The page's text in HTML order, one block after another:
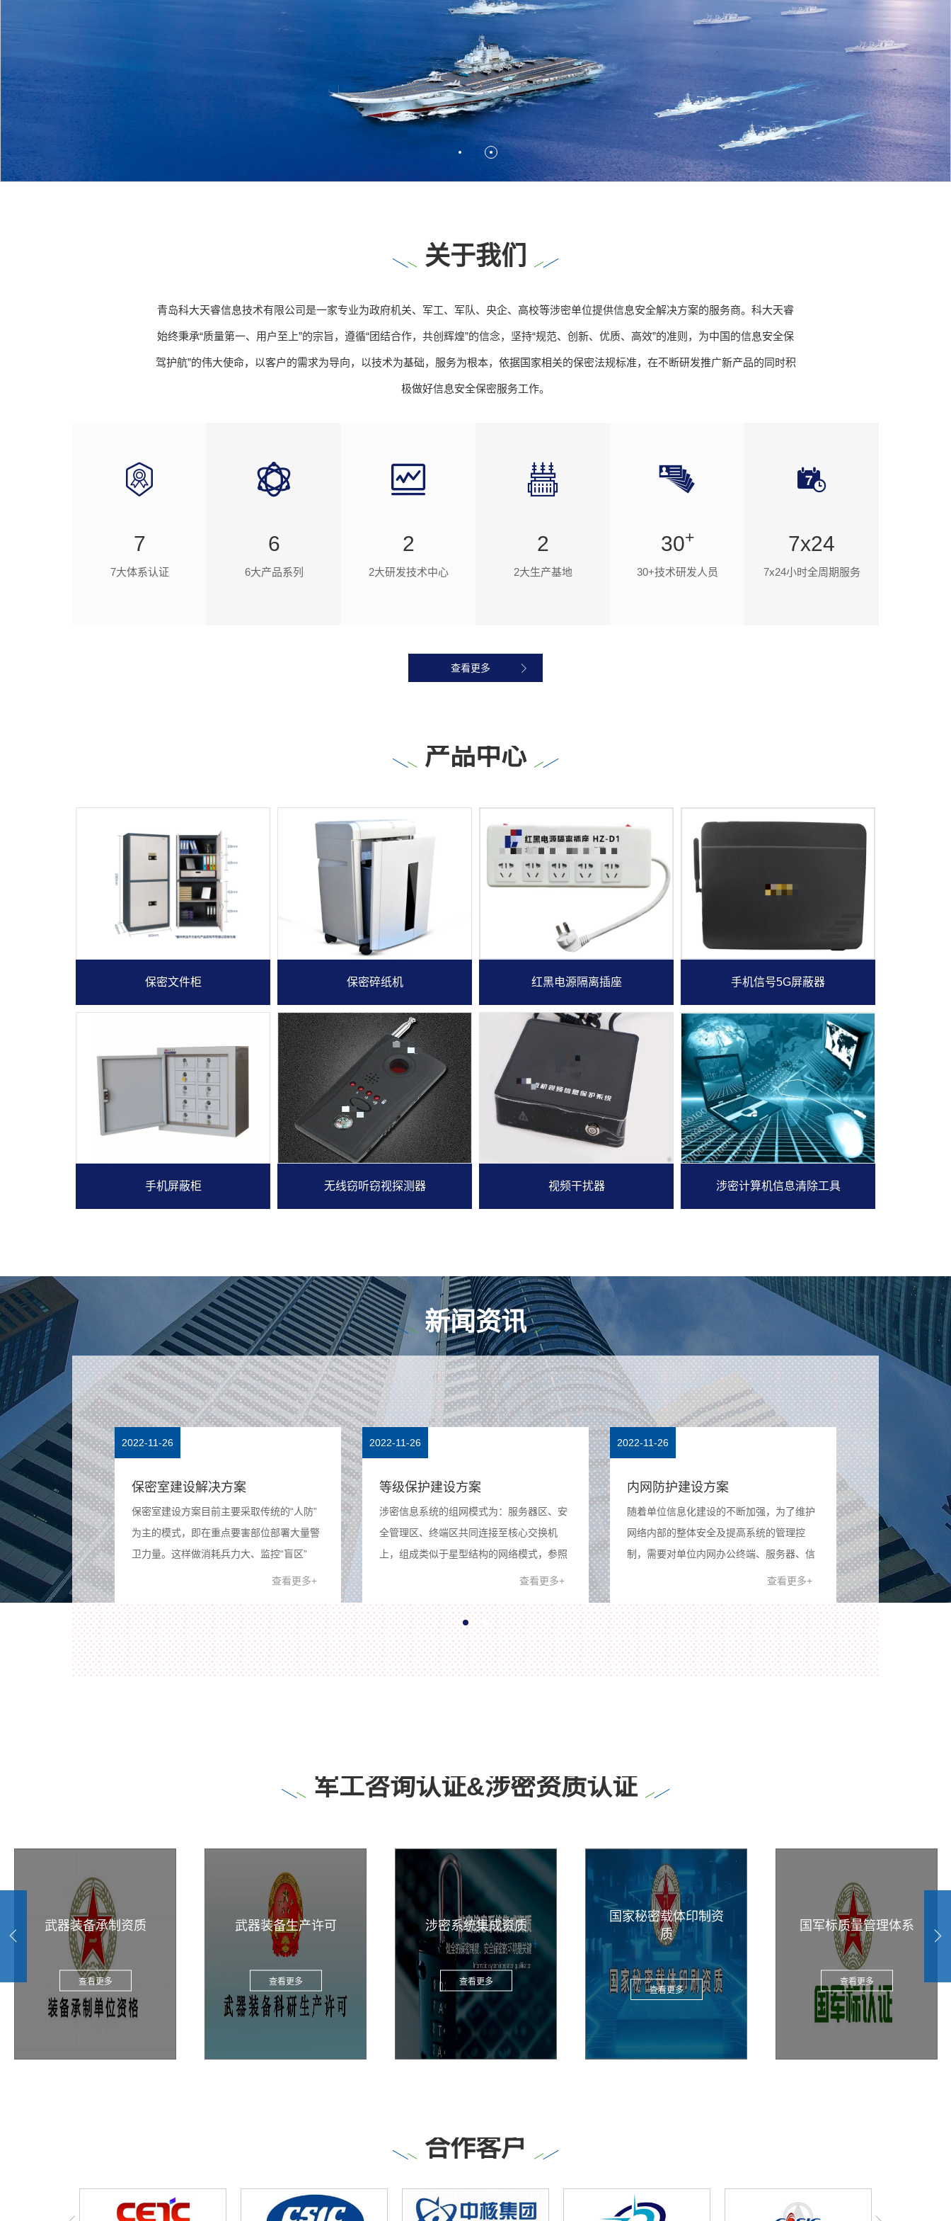
关于我们
青岛科大天睿信息技术有限公司是一家专业为政府机关、军工、军队、央企、高校等涉密单位提供信息安全解决方案的服务商。科大天睿
始终秉承“质量第一、用户至上”的宗旨，遵循“团结合作，共创辉煌”的信念，坚持“规范、创新、优质、高效”的准则，为中国的信息安全保
驾护航”的伟大使命，以客户的需求为导向，以技术为基础，服务为根本，依据国家相关的保密法规标准，在不断研发推广新产品的同时积
极做好信息安全保密服务工作。
7
7大体系认证
6
6大产品系列
2
2大研发技术中心
2
2大生产基地
30+
30+技术研发人员
7x24
7x24小时全周期服务
查看更多
产品中心
保密文件柜 保密碎纸机 红黑电源隔离插座 手机信号5G屏蔽器
手机屏蔽柜 无线窃听窃视探测器 视频干扰器 涉密计算机信息清除工具
新闻资讯
家秘密法实
国家秘密，维
开放和社会主
本法。 第二条
益，依照法定
一定范围的人
查看更多+
2022-11-26
保密室建设解决方案
保密室建设方案目前主要采取传统的“人防”
为主的模式，即在重点要害部位部署大量警
卫力量。这样做消耗兵力大、监控“盲区”
多、工作效率低，管理水平落后，安全隐患
全保卫工作的要求。因此，建立先进的保密
室安全防范管理系统势在必行。
查看更多+
2022-11-26
等级保护建设方案
涉密信息系统的组网模式为：服务器区、安
全管理区、终端区共同连接至核心交换机
上，组成类似于星型结构的网络模式，参照
TCP/IP网络模型建立。核心交换机上配置三
中间件以及防火墙上启用桥接模式，核心交
换机、服务器安全访问控制中间件以及防火
墙上设置安全访问控制策略(ACL)，禁止部
查看更多+
2022-11-26
内网防护建设方案
随着单位信息化建设的不断加强，为了维护
网络内部的整体安全及提高系统的管理控
制，需要对单位内网办公终端、服务器、信
息系统、关键数据、网络设备等统一进行安
传播、数据失窃等极端情况的风险抑制措
施。同时对于内部业务系统的服务器进行定
向加固，避免由于外部入侵所导致的主机失
查看更多+
2022-11-26
涉密资质与
2020年4月，由
限公司自主研发
经国家保密科技
涉密信息系统产
军工咨询认证&涉密资质认证
武器装备承制资质
查看更多
武器装备生产许可
查看更多
涉密系统集成资质
查看更多
国家秘密载体印制资
质
查看更多
国军标质量管理体系
查看更多
合作客户